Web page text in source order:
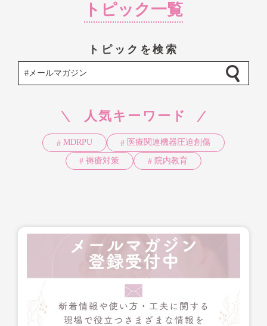
トピック一覧
トピックを検索
人気キーワード
MDRPU 医療関連機器圧迫創傷
褥瘡対策 院内教育